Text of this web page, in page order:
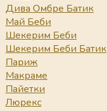
Дива Омбре Батик
Май Беби
Шекерим Беби
Шекерим Беби Батик
Париж
Макраме
Пайетки
Люрекс